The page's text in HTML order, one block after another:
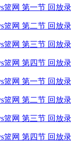
篮网 第一节 回放
篮网 第二节 回放
篮网 第三节 回放
篮网 第四节 回放
篮网 第一节 回放
篮网 第二节 回放
篮网 第三节 回放
篮网 第四节 回放